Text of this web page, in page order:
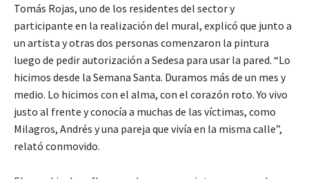
Tomás Rojas, uno de los residentes del sector y
participante en la realización del mural, explicó que junto a
un artista y otras dos personas comenzaron la pintura
luego de pedir autorización a Sedesa para usar la pared. “Lo
hicimos desde la Semana Santa. Duramos más de un mes y
medio. Lo hicimos con el alma, con el corazón roto. Yo vivo
justo al frente y conocía a muchas de las víctimas, como
Milagros, Andrés y una pareja que vivía en la misma calle”,
relató conmovido.